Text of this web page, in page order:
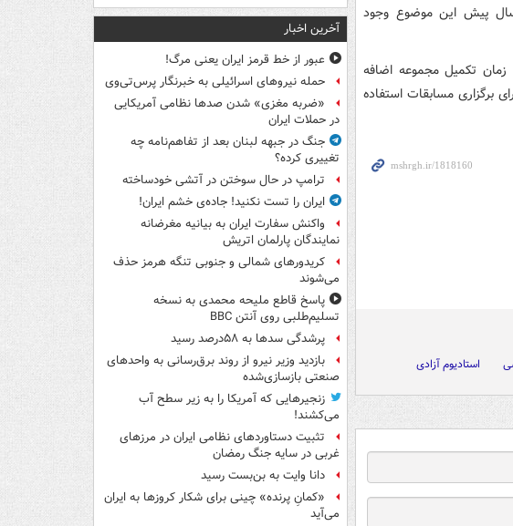
پیش این موضوع وجود
تکمیل مجموعه اضافه
برگزاری مسابقات استفاده
استادیوم آزادی
آخرین اخبار
عبور از خط قرمز ایران یعنی مرگ!
حمله نیروهای اسرائیلی به خبرنگار پرس‌تی‌وی
«ضربه مغزی» شدن صدها نظامی آمریکایی
در حملات ایران
جنگ در جبهه لبنان بعد از تفاهم‌نامه چه
تغییری کرده؟
ترامپ در حال سوختن در آتشی خودساخته
ایران را تست نکنید! جاده‌ی خشم ایران!
واکنش سفارت ایران به بیانیه مغرضانه
نمایندگان پارلمان اتریش
کریدورهای شمالی و جنوبی تنگه هرمز حذف
می‌شوند
پاسخ قاطع ملیحه محمدی به نسخه
تسلیم‌طلبی روی آنتن BBC
پرشدگی سدها به ۵۸درصد رسید
بازدید وزیر نیرو از روند برق‌رسانی به واحدهای
صنعتی بازسازی‌شده
زنجیرهایی که آمریکا را به زیر سطح آب
می‌کشند!
تثبیت دستاوردهای نظامی ایران در مرزهای
غربی در سایه جنگ رمضان
دانا وایت به بن‌بست رسید
«کمانِ پرنده» چینی برای شکار کروزها به ایران
می‌آید